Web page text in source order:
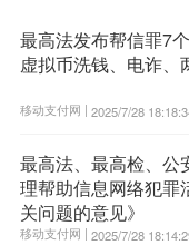
最高法发布帮信罪7
虚拟币洗钱、电诈、
移动支付网 | 2025/7/28
最高法、最高检、公
理帮助信息网络犯罪
关问题的意见》
移动支付网 | 2025/7/28